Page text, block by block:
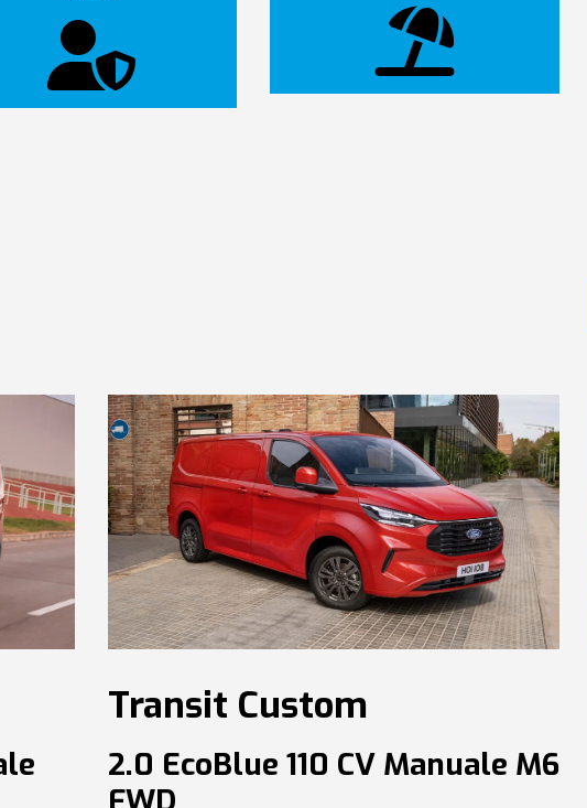
Transit Custom
2.0 EcoBlue 110 CV Manuale M6